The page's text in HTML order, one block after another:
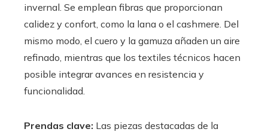
invernal. Se emplean fibras que proporcionan
calidez y confort, como la lana o el cashmere. Del
mismo modo, el cuero y la gamuza añaden un aire
refinado, mientras que los textiles técnicos hacen
posible integrar avances en resistencia y
funcionalidad.
Prendas clave: Las piezas destacadas de la